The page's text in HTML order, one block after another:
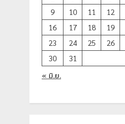
9
10 11 12
16
17 18 19
23
24 25 26
30
31
« มิ.ย.